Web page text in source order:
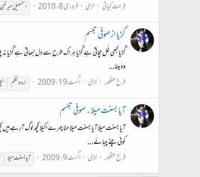
فرحت کیانی لڑی فروری 8، 2010 اسمٰعیل میرٹھی
گڑیا از صوفی تبسّم
گُڑیا کبھی غُل مچاتی ہے گُڑیا ہر اِک طرح سے دل لبھاتی ہے گُڑیا
وہ مینا...
فرخ منظور لڑی اگست 19، 2009 اردونظم
آیا بسنت میلا ۔ صوفی تبسّم
آیا بسنت میلا آیا بسنت میلا منّا پھرے اکیلا کچھ لوگ آرہے
کوئی چنے چبائے...
فرخ منظور لڑی اگست 9، 2009 آیا بسنت میلا